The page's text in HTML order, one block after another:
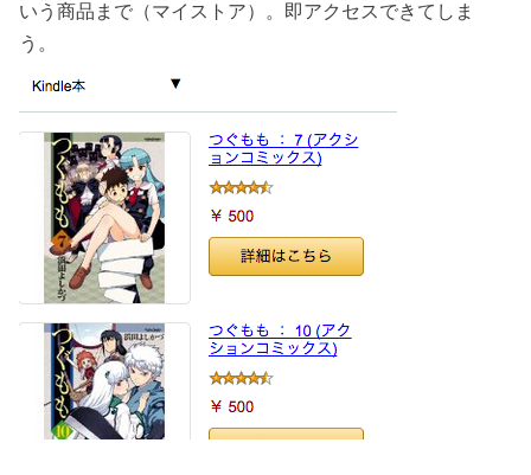
いう商品まで（マイストア）。即アクセスできてしま
う。